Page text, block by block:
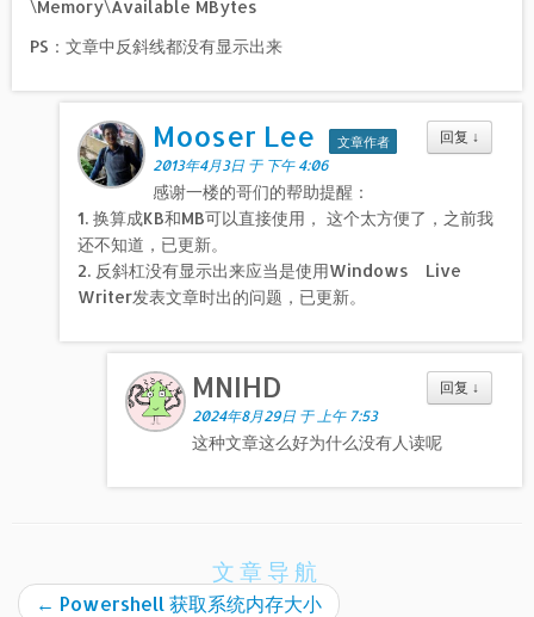
\Memory\Available MBytes
PS：文章中反斜线都没有显示出来
回复 ↓
Mooser Lee
文章作者
2013年4月3日 于 下午 4:06
感谢一楼的哥们的帮助提醒：
1. 换算成KB和MB可以直接使用， 这个太方便了，之前我
还不知道，已更新。
2. 反斜杠没有显示出来应当是使用Windows Live
Writer发表文章时出的问题，已更新。
回复 ↓
MNIHD
2024年8月29日 于 上午 7:53
这种文章这么好为什么没有人读呢
文章导航
← Powershell 获取系统内存大小